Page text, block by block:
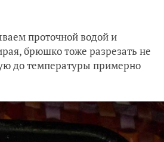
проточной водой и
брюшко тоже разрезать не
до температуры примерно